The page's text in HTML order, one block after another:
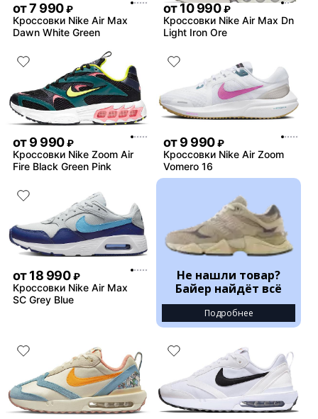
от7 990 ₽
Кроссовки Nike Air Max
Dawn White Green
от10 990 ₽
Кроссовки Nike Air Max Dn
Light Iron Ore
от9 990 ₽
Кроссовки Nike Zoom Air
Fire Black Green Pink
от9 990 ₽
Кроссовки Nike Air Zoom
Vomero 16
от18 990 ₽
Кроссовки Nike Air Max
SC Grey Blue
Не нашли товар?
Байер найдёт всё
Подробнее